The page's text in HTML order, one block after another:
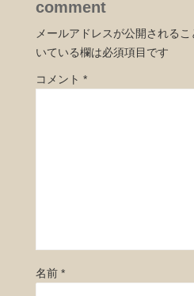
comment
メールアドレスが公開されるこ
いている欄は必須項目です
コメント *
名前 *